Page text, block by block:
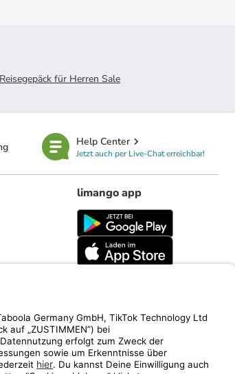
Reisegepäck für Herren Sale
Help Center
Jetzt auch per Live-Chat erreichbar!
limango app
limango.nl limango.pl